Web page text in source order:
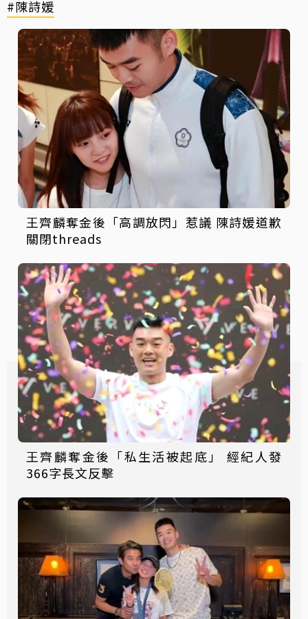
#陳詩媛
王齊麟奪金後「高調放閃」惹議 陳詩媛道歉
關閉threads
王齊麟奪金後「私生活被起底」 經紀人發
366字長文反擊